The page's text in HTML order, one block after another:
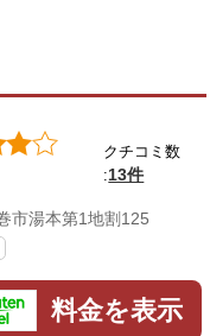
クチコミ数
:13件
市湯本第1地割125
料金を表示